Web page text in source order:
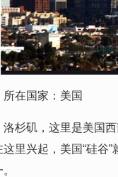
国家：美国
矶，这里是美国西
这里兴起，美国“硅谷